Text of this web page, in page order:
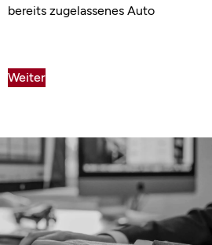
bereits zugelassenes Auto
Weiter